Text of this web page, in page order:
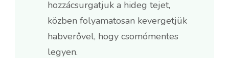
hozzácsurgatjuk a hideg tejet,
közben folyamatosan kevergetjük
habverővel, hogy csomómentes
legyen.